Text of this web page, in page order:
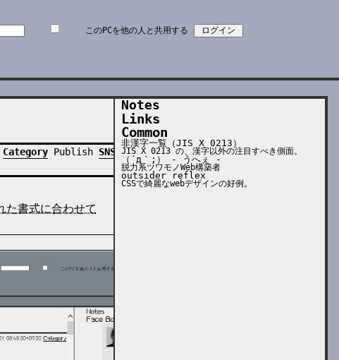
このPCを他の人と共用する
Category Publish SNS
た書式に合わせて
Notes
Links
Common
非漢字一覧（JIS X 0213）
JIS X 0213 の、漢字以外の注目すべき側面。
（´д｀;） - うへぇ -
脱力系ツワモノWeb構築者
outsider reflex
CSSで綺麗なwebデザインの好例。